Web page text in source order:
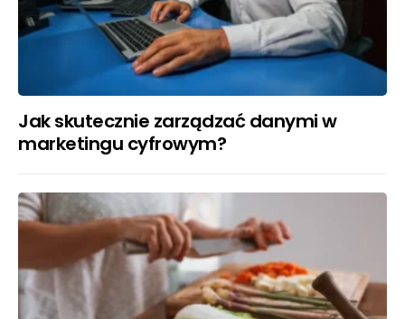
Jak skutecznie zarządzać danymi w
marketingu cyfrowym?